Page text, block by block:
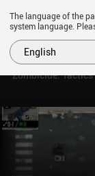
Zombicide:
The language of the
system language.
English